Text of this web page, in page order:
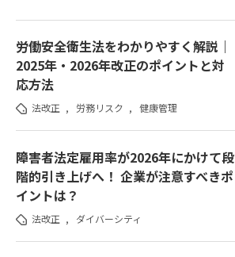
労働安全衛生法をわかりやすく解説｜
2025年・2026年改正のポイントと対
応方法
法改正 , 労務リスク , 健康管理
障害者法定雇用率が2026年にかけて段
階的引き上げへ！ 企業が注意すべきポ
イントは？
法改正 , ダイバーシティ